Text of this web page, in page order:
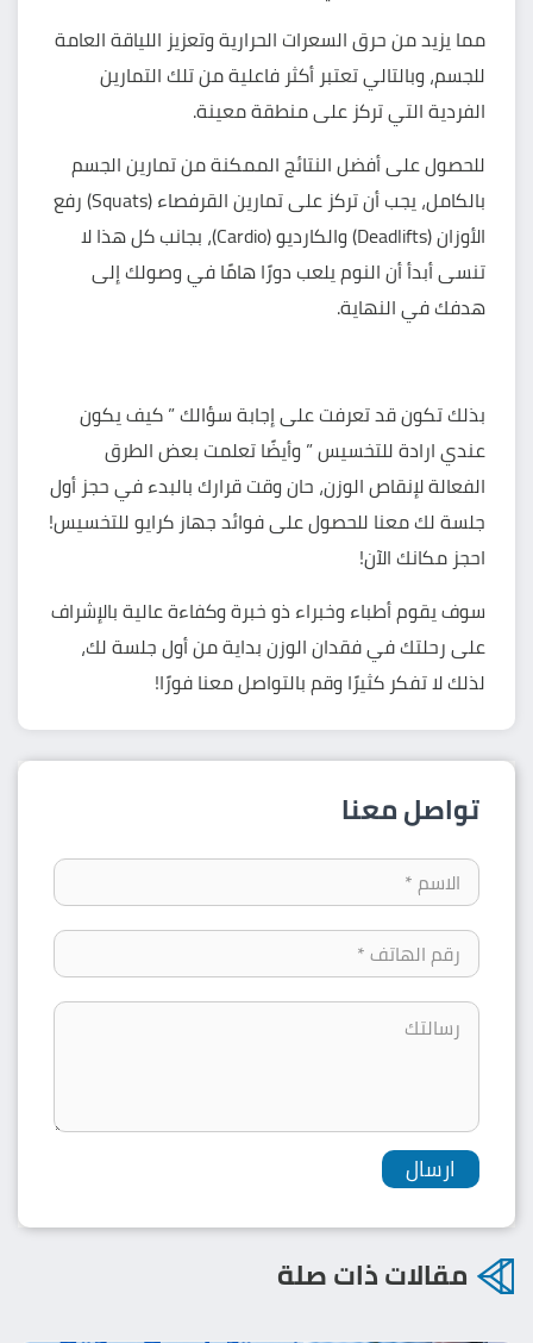
مما يزيد من حرق السعرات الحرارية وتعزيز اللياقة العامة
للجسم، وبالتالي تعتبر أكثر فاعلية من تلك التمارين
الفردية التي تركز على منطقة معينة.
للحصول على أفضل النتائج الممكنة من تمارين الجسم
بالكامل، يجب أن تركز على تمارين القرفصاء (Squats) رفع
الأوزان (Deadlifts) والكارديو (Cardio)، بجانب كل هذا لا
تنسى أبدأ أنالنوميلعب دورًا هامًا في وصولك إلى
هدفك في النهاية.
بذلك تكون قد تعرفت على إجابة سؤالك ” كيف يكون
عندي ارادة للتخسيس ” وأيضًا تعلمت بعض الطرق
الفعالة لإنقاص الوزن، حان وقت قرارك بالبدء في حجز أول
جلسة لك معنا للحصول على فوائد جهاز كرايو للتخسيس!
احجز مكانك الآن!
سوف يقوم أطباء وخبراء ذو خبرة وكفاءة عالية بالإشراف
على رحلتك في فقدان الوزن بداية من أول جلسة لك،
لذلك لا تفكر كثيرًا وقم بالتواصل معنا فورًا!
تواصل معنا
مقالات ذات صلة